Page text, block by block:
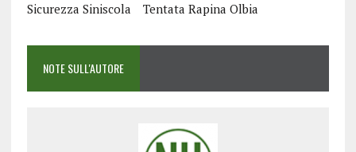
Sicurezza Siniscola
Tentata Rapina Olbia
NOTE SULL'AUTORE